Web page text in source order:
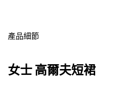
產品細節
女士 高爾夫短裙